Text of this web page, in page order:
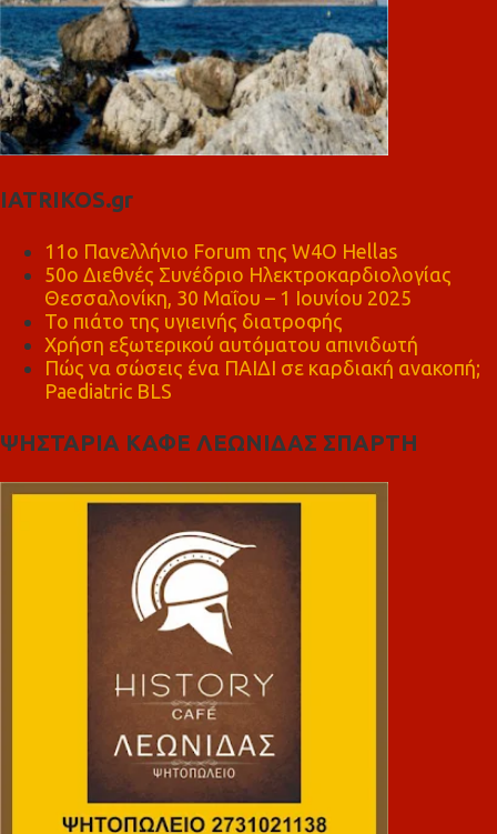
IATRIKOS.gr
11ο Πανελλήνιο Forum της W4O Hellas
50ο Διεθνές Συνέδριο Ηλεκτροκαρδιολογίας
Θεσσαλονίκη, 30 Μαΐου – 1 Ιουνίου 2025
Το πιάτο της υγιεινής διατροφής
Χρήση εξωτερικού αυτόματου απινιδωτή
Πώς να σώσεις ένα ΠΑΙΔΙ σε καρδιακή ανακοπή;
Paediatric BLS
ΨΗΣΤΑΡΙΑ ΚΑΦΕ ΛΕΩΝΙΔΑΣ ΣΠΑΡΤΗ